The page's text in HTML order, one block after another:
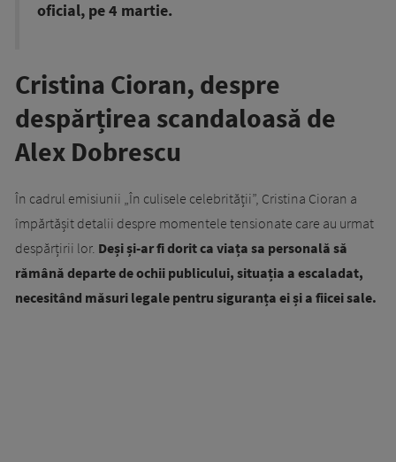
oficial, pe 4 martie.
Cristina Cioran, despre
despărțirea scandaloasă de
Alex Dobrescu
În cadrul emisiunii „În culisele celebrității”, Cristina Cioran a
împărtășit detalii despre momentele tensionate care au urmat
despărțirii lor. Deși și-ar fi dorit ca viața sa personală să
rămână departe de ochii publicului, situația a escaladat,
necesitând măsuri legale pentru siguranța ei și a fiicei sale.